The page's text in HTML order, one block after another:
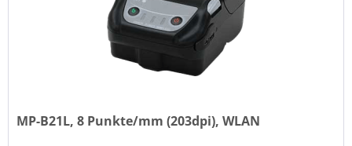
MP-B21L, 8 Punkte/mm (203dpi), WLAN